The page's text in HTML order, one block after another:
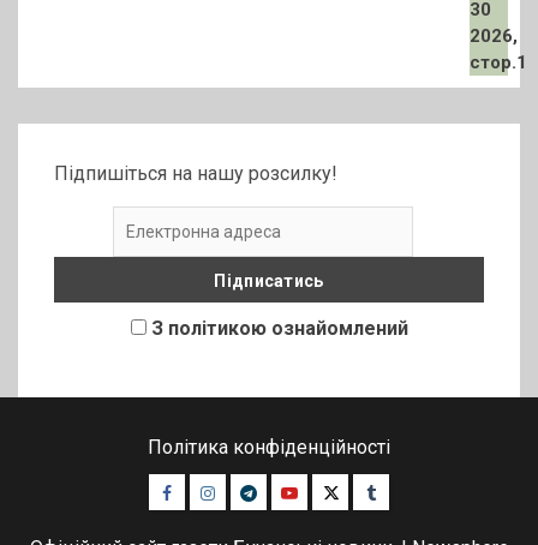
Підпишіться на нашу розсилку!
З політикою ознайомлений
Політика конфіденційності
Facebook
Instagram
TelegramYoutubeTwitterTumblr